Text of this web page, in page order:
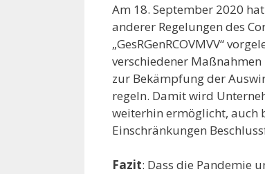
Am 18. September 2020
anderer Regelungen des
„GesRGenRCOVMVV“
verschiedener
zur Bekämpfung der
regeln. Damit wird
weiterhin ermöglicht, auch
Einschränkungen
Fazit: Dass die Pandemie